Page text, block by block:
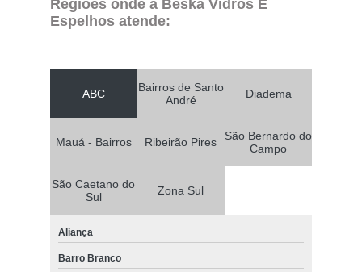
Regiões onde a Beska Vidros E
Espelhos atende:
ABC
Bairros de Santo
André
Diadema
Mauá - Bairros Ribeirão Pires
São Bernardo do
Campo
São Caetano do
Sul
Zona Sul
Aliança
Barro Branco